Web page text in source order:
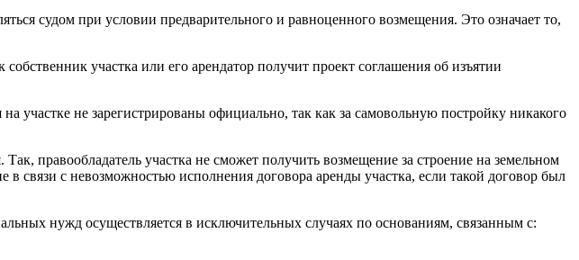
судом при условии предварительного и равноценного возмещения. Это означает то,
участка или его арендатор получит проект соглашения об изъятии
участке не зарегистрированы официально, так как за самовольную постройку никакого
правообладатель участка не сможет получить возмещение за строение на земельном
связи с невозможностью исполнения договора аренды участка, если такой договор был
нужд осуществляется в исключительных случаях по основаниям, связанным с: